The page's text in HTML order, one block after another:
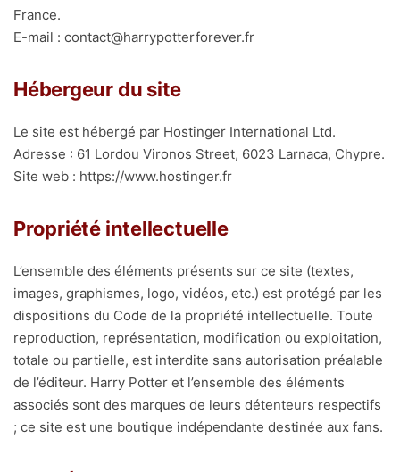
France.
E-mail : contact@harrypotterforever.fr
Hébergeur du site
Le site est hébergé par Hostinger International Ltd.
Adresse : 61 Lordou Vironos Street, 6023 Larnaca, Chypre.
Site web : https://www.hostinger.fr
Propriété intellectuelle
L’ensemble des éléments présents sur ce site (textes,
images, graphismes, logo, vidéos, etc.) est protégé par les
dispositions du Code de la propriété intellectuelle. Toute
reproduction, représentation, modification ou exploitation,
totale ou partielle, est interdite sans autorisation préalable
de l’éditeur. Harry Potter et l’ensemble des éléments
associés sont des marques de leurs détenteurs respectifs
; ce site est une boutique indépendante destinée aux fans.